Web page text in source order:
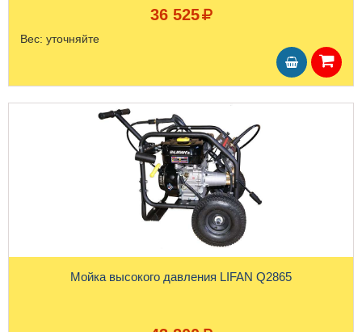
36 525
Вес: уточняйте
Мойка высокого давления LIFAN Q2865